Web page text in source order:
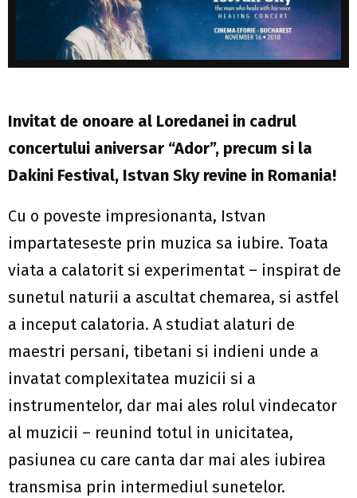
Invitat de onoare al Loredanei in cadrul
concertului aniversar “Ador”, precum si la
Dakini Festival, Istvan Sky revine in Romania!
Cu o poveste impresionanta, Istvan
impartateseste prin muzica sa iubire. Toata
viata a calatorit si experimentat – inspirat de
sunetul naturii a ascultat chemarea, si astfel
a inceput calatoria. A studiat alaturi de
maestri persani, tibetani si indieni unde a
invatat complexitatea muzicii si a
instrumentelor, dar mai ales rolul vindecator
al muzicii – reunind totul in unicitatea,
pasiunea cu care canta dar mai ales iubirea
transmisa prin intermediul sunetelor.